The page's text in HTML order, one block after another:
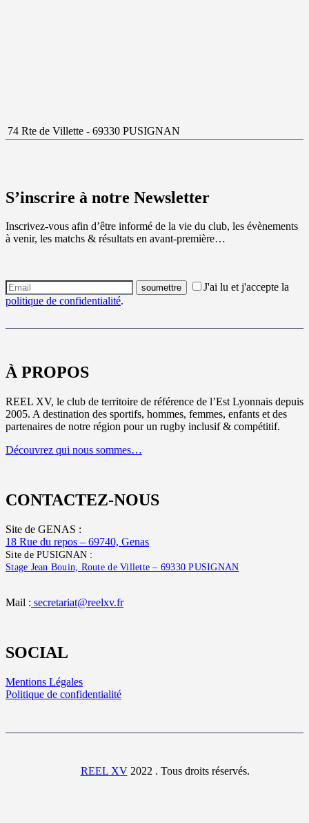
74 Rte de Villette - 69330 PUSIGNAN
S’inscrire à notre Newsletter
Inscrivez-vous afin d’être informé de la vie du club, les évènements
à venir, les matchs & résultats en avant-première…
J'ai lu et j'accepte la
politique de confidentialité.
À PROPOS
REEL XV, le club de territoire de référence de l’Est Lyonnais depuis
2005. A destination des sportifs, hommes, femmes, enfants et des
partenaires de notre région pour un rugby inclusif & compétitif.
Découvrez qui nous sommes…
CONTACTEZ-NOUS
Site de GENAS :
18 Rue du repos – 69740, Genas
Site de PUSIGNAN :
Stage Jean Bouin, Route de Villette – 69330 PUSIGNAN
Mail : secretariat@reelxv.fr
SOCIAL
Mentions Légales
Politique de confidentialité
REEL XV2022 . Tous droits réservés.